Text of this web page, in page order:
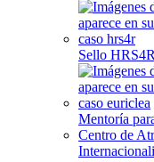
Sello HRS4R
Mentoría
Centro de